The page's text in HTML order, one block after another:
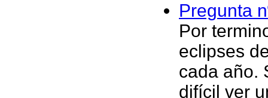
Pregunta
Por
eclipses
cada año.
difícil ver